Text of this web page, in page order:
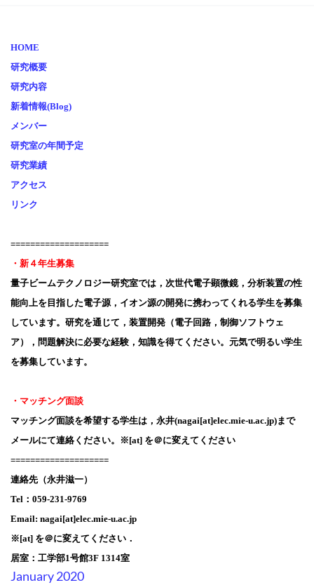
HOME
研究概要
研究内容
新着情報(Blog)
メンバー
研究室の年間予定
研究業績
アクセス
リンク
====================
・新４年生募集
量子ビームテクノロジー研究室では，次世代電子顕微鏡，分析装置の性
能向上を目指した電子源，イオン源の開発に携わってくれる学生を募集
しています。研究を通じて，装置開発（電子回路，制御ソフトウェ
ア），問題解決に必要な経験，知識を得てください。元気で明るい学生
を募集しています。
・マッチング面談
マッチング面談を希望する学生は，永井(nagai[at]elec.mie-u.ac.jp)まで
メールにて連絡ください。※[at] を＠に変えてください
====================
連絡先（永井滋一）
Tel：059-231-9769
Email: nagai[at]elec.mie-u.ac.jp
※[at] を＠に変えてください．
居室：工学部1号館3F 1314室
January 2020